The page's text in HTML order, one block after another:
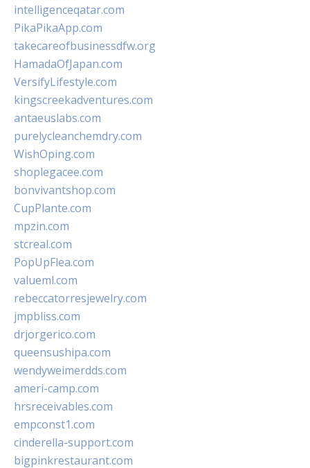
intelligenceqatar.com
PikaPikaApp.com
takecareofbusinessdfw.org
HamadaOfJapan.com
VersifyLifestyle.com
kingscreekadventures.com
antaeuslabs.com
purelycleanchemdry.com
WishOping.com
shoplegacee.com
bonvivantshop.com
CupPlante.com
mpzin.com
stcreal.com
PopUpFlea.com
valueml.com
rebeccatorresjewelry.com
jmpbliss.com
drjorgerico.com
queensushipa.com
wendyweimerdds.com
ameri-camp.com
hrsreceivables.com
empconst1.com
cinderella-support.com
bigpinkrestaurant.com